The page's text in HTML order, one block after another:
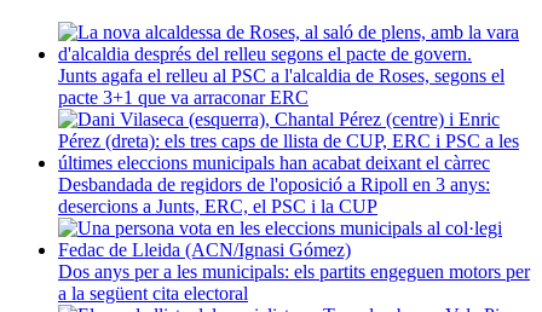
Junts agafa el relleu al PSC a l'alcaldia de Roses, segons el
pacte 3+1 que va arraconar ERC
Desbandada de regidors de l'oposició a Ripoll en 3 anys:
desercions a Junts, ERC, el PSC i la CUP
Dos anys per a les municipals: els partits engeguen motors per
a la següent cita electoral